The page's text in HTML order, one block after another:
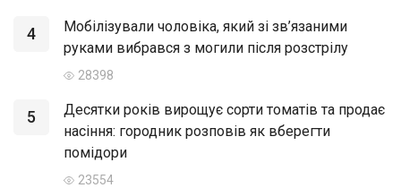
4
Мобілізували чоловіка, який зі зв’язаними
руками вибрався з могили після розстрілу
28398
5
Десятки років вирощує сорти томатів та продає
насіння: городник розповів як вберегти
помідори
23554